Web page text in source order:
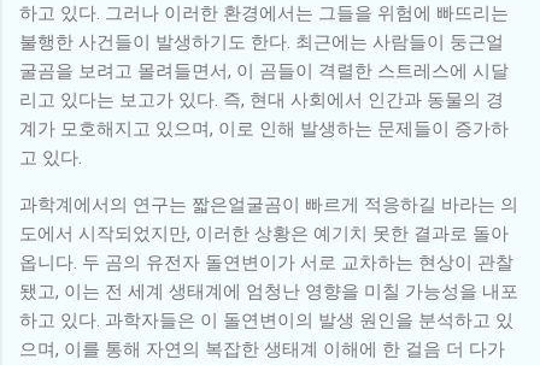
하고 있다. 그러나 이러한 환경에서는 그들을 위험에 빠뜨리는
불행한 사건들이 발생하기도 한다. 최근에는 사람들이 둥근얼
굴곰을 보려고 몰려들면서, 이 곰들이 격렬한 스트레스에 시달
리고 있다는 보고가 있다. 즉, 현대 사회에서 인간과 동물의 경
계가 모호해지고 있으며, 이로 인해 발생하는 문제들이 증가하
고 있다.
과학계에서의 연구는 짧은얼굴곰이 빠르게 적응하길 바라는 의
도에서 시작되었지만, 이러한 상황은 예기치 못한 결과로 돌아
옵니다. 두 곰의 유전자 돌연변이가 서로 교차하는 현상이 관찰
됐고, 이는 전 세계 생태계에 엄청난 영향을 미칠 가능성을 내포
하고 있다. 과학자들은 이 돌연변이의 발생 원인을 분석하고 있
으며, 이를 통해 자연의 복잡한 생태계 이해에 한 걸음 더 다가